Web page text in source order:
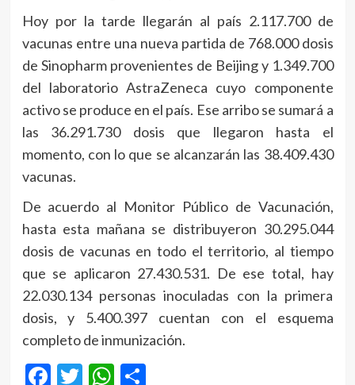
Hoy por la tarde llegarán al país 2.117.700 de
vacunas entre una nueva partida de 768.000 dosis
de Sinopharm provenientes de Beijing y 1.349.700
del laboratorio AstraZeneca cuyo componente
activo se produce en el país. Ese arribo se sumará a
las 36.291.730 dosis que llegaron hasta el
momento, con lo que se alcanzarán las 38.409.430
vacunas.
De acuerdo al Monitor Público de Vacunación,
hasta esta mañana se distribuyeron 30.295.044
dosis de vacunas en todo el territorio, al tiempo
que se aplicaron 27.430.531. De ese total, hay
22.030.134 personas inoculadas con la primera
dosis, y 5.400.397 cuentan con el esquema
completo de inmunización.
Facebook
Twitter
WhatsApp
Compartir